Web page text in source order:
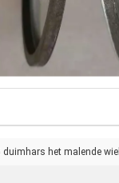
het malende wiel